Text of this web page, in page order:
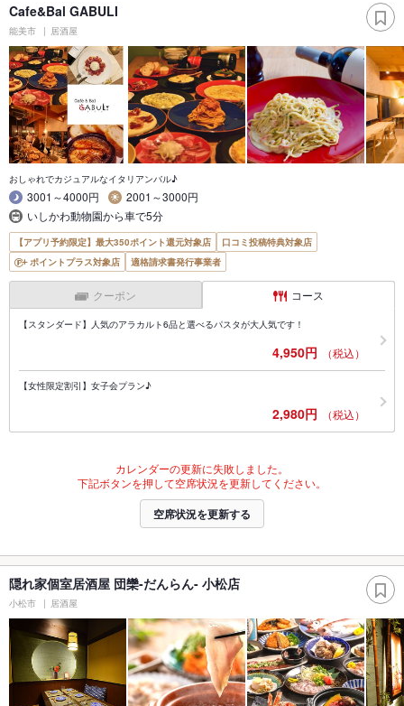
Cafe&Bal GABULI
能美市 居酒屋
おしゃれでカジュアルなイタリアンバル♪
3001～4000円
2001～3000円
いしかわ動物園から車で5分
【アプリ予約限定】最大350ポイント還元対象店
口コミ投稿特典対象店
ポイントプラス対象店
適格請求書発行事業者
クーポン コース
【スタンダード】人気のアラカルト6品と選べるパスタが大人気です！
4,950円 （税込）
【女性限定割引】女子会プラン♪
2,980円 （税込）
カレンダーの更新に失敗しました。
下記ボタンを押して空席状況を更新してください。
空席状況を更新する
隠れ家個室居酒屋 団欒-だんらん- 小松店
小松市 居酒屋